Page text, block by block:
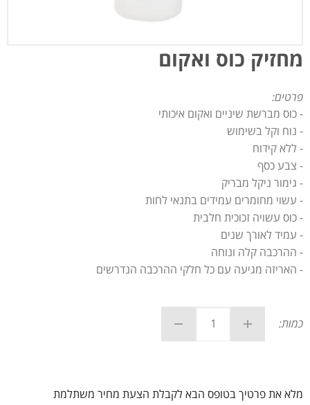
מחזיק כוס ואקום
פרטים:
- כוס מברשת שיניים ואקום איכותי
- נוח וקל בשימוש
- ללא קידוח
- צבע כסף
- גימור ניקל מבריק
- עשוי מחומרים עמידים בתנאי לחות
- כוס עשויה זכוכית חלבית
- עמיד לאורך שנים
- ההרכבה קלה ונוחה
- האריזה מגיעה עם כל חלקי ההרכבה הנדרשים
כמות:
מלא את פרטיך בטופס הבא לקבלת הצעת מחיר משתלמת